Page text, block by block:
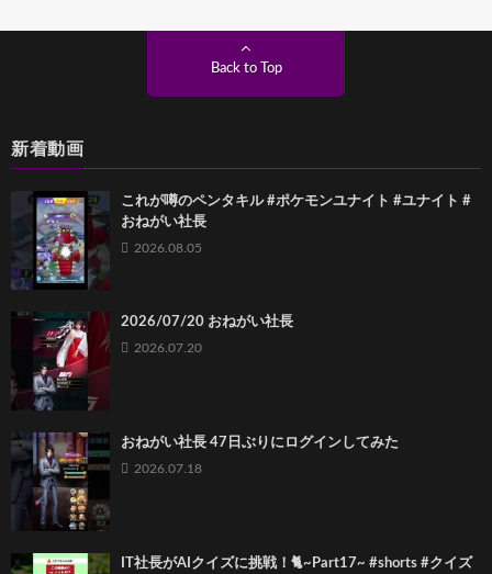
Back to Top
新着動画
これが噂のペンタキル #ポケモンユナイト #ユナイト #
おねがい社長
2026.08.05
2026/07/20 おねがい社長
2026.07.20
おねがい社長 47日ぶりにログインしてみた
2026.07.18
IT社長がAIクイズに挑戦！🐈~Part17~ #shorts #クイズ